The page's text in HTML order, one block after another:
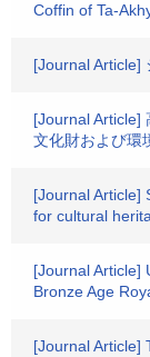
Coffin of Ta-
[Journal Article]
[Journal Article]
文化財および環
[Journal Article]
for cultural
[Journal Article]
Bronze Age
[Journal Article]